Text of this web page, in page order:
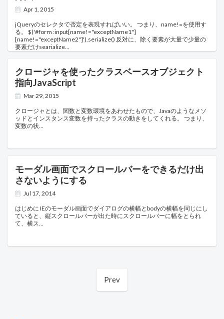
Apr 1, 2015
jQueryのセレクタで否定を表現すればいい。 つまり、name!=を使用す
る。 $('#form :input[name!="exceptName1"]
[name!="exceptName2"]').serialize() 反対に、除く要素が大量で少量の
要素だけsearialize
クロージャを使ったクラスベースオブジェクト
指向JavaScript
Mar 29, 2015
クロージャとは、関数と変数環境をあわせたもので、Javaのようなメソ
ッドとインスタンス変数を持ったクラスの動きをしてくれる。 つまり、
変数の状
モーダル画面でスクロールバーをできるだけ出
さないようにする
Jul 17, 2014
はじめに IEのモーダル画面でダイアログの横幅とbodyの横幅を同じにし
ていると、縦スクロールバーが出た時にスクロールバーに幅をとられ
て、横ス
Prev